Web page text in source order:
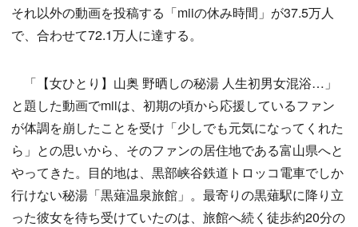
それ以外の動画を投稿する「miiの休み時間」が37.5万人
で、合わせて72.1万人に達する。
「【女ひとり】山奥 野晒しの秘湯 人生初男女混浴…」
と題した動画でmiiは、初期の頃から応援しているファン
が体調を崩したことを受け「少しでも元気になってくれた
ら」との思いから、そのファンの居住地である富山県へと
やってきた。目的地は、黒部峡谷鉄道トロッコ電車でしか
行けない秘湯「黒薙温泉旅館」。最寄りの黒薙駅に降り立
った彼女を待ち受けていたのは、旅館へ続く徒歩約20分の